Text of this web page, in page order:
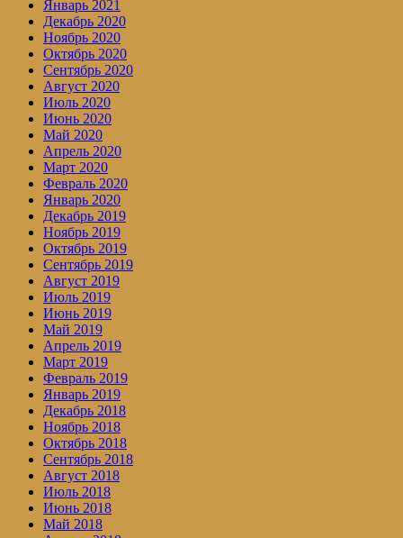
Январь 2021
Декабрь 2020
Ноябрь 2020
Октябрь 2020
Сентябрь 2020
Август 2020
Июль 2020
Июнь 2020
Май 2020
Апрель 2020
Март 2020
Февраль 2020
Январь 2020
Декабрь 2019
Ноябрь 2019
Октябрь 2019
Сентябрь 2019
Август 2019
Июль 2019
Июнь 2019
Май 2019
Апрель 2019
Март 2019
Февраль 2019
Январь 2019
Декабрь 2018
Ноябрь 2018
Октябрь 2018
Сентябрь 2018
Август 2018
Июль 2018
Июнь 2018
Май 2018